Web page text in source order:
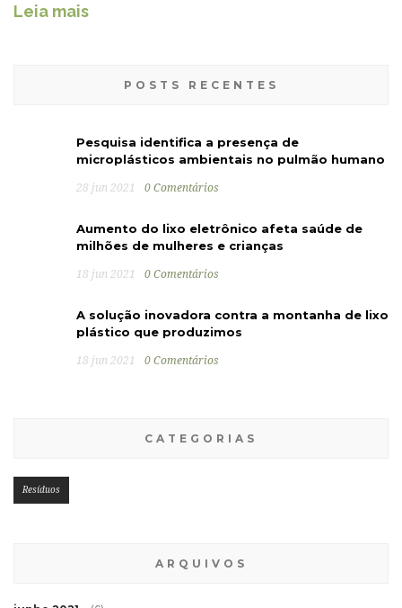
Leia mais
POSTS RECENTES
Pesquisa identifica a presença de
microplásticos ambientais no pulmão humano
28 jun 2021 0 Comentários
Aumento do lixo eletrônico afeta saúde de
milhões de mulheres e crianças
18 jun 2021 0 Comentários
A solução inovadora contra a montanha de lixo
plástico que produzimos
18 jun 2021 0 Comentários
CATEGORIAS
Resíduos
ARQUIVOS